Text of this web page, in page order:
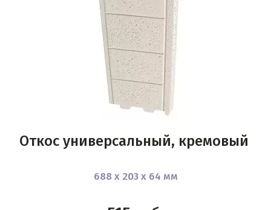
Откос универсальный, кремовый
688 х 203 х 64 мм